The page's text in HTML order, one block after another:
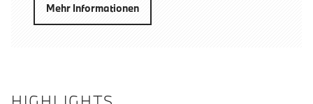
Mehr Informationen